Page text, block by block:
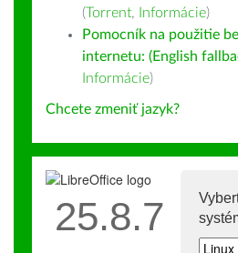
(Torrent, Informácie)
Pomocník na použitie
internetu: (English
Informácie)
Chcete zmeniť jazyk?
25.8.7